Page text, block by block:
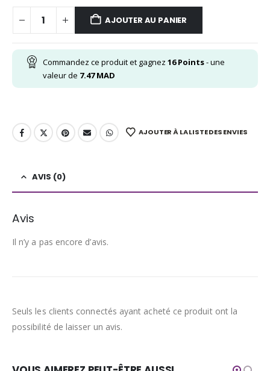
AJOUTER AU PANIER
Commandez ce produit et gagnez 16Points- une
valeur de 7.47MAD
AJOUTER À LA LISTE DES ENVIES
AVIS (0)
Avis
Il n’y a pas encore d’avis.
Seuls les clients connectés ayant acheté ce produit ont la
possibilité de laisser un avis.